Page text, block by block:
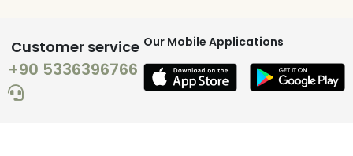
Customer service
+90 5336396766
Our Mobile Applications